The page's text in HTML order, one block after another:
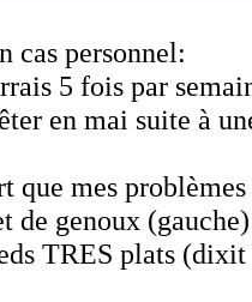
cas personnel:
5 fois par
en mai suite à
que mes
de genoux
TRES plats